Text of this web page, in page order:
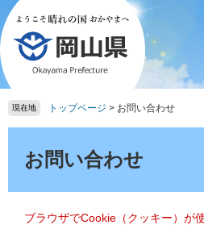
ペ
ー
ジ
の
先
頭
す。
メ
ニ
ュ
ー
を
飛
し
へ
現在地 トップページ > お問い合わせ
お問い合わせ
ブラウザでCookie（クッキー）が